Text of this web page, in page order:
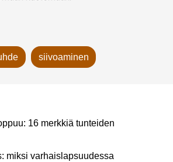
siivoaminen
16 merkkiä tunteiden
miksi varhaislapsuudessa